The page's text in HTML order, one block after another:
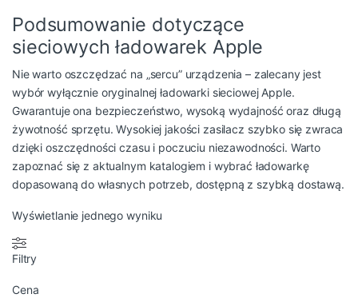
Podsumowanie dotyczące
sieciowych ładowarek Apple
Nie warto oszczędzać na „sercu” urządzenia – zalecany jest
wybór wyłącznie oryginalnejładowarki sieciowej Apple.
Gwarantuje ona bezpieczeństwo, wysoką wydajność oraz długą
żywotność sprzętu. Wysokiej jakości zasilacz szybko się zwraca
dzięki oszczędności czasu i poczuciu niezawodności. Warto
zapoznać się z aktualnym katalogiem i wybrać ładowarkę
dopasowaną do własnych potrzeb, dostępną z szybką dostawą.
Wyświetlanie jednego wyniku
Filtry
Cena